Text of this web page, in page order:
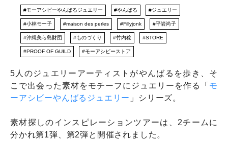
EVENT
DESIGN
NEWS
DISCOVERY
COLUMN
320
モーアシビーやんばるジュエリー やんばる ジュエリー
小林モー子 maison des perles Fillyjonk 平岩尚子
沖縄美ら島財団 ものづくり 竹内稔 STORE
PROOF OF GUILD モーアシビーストア
5人のジュエリーアーティストがやんばるを歩き、そ
こで出会った素材をモチーフにジュエリーを作る「 モ
ーアシビーやんばるジュエリー 」シリーズ。
素材探しのインスピレーションツアーは、2チームに
分かれ第1弾、第2弾と開催されました。